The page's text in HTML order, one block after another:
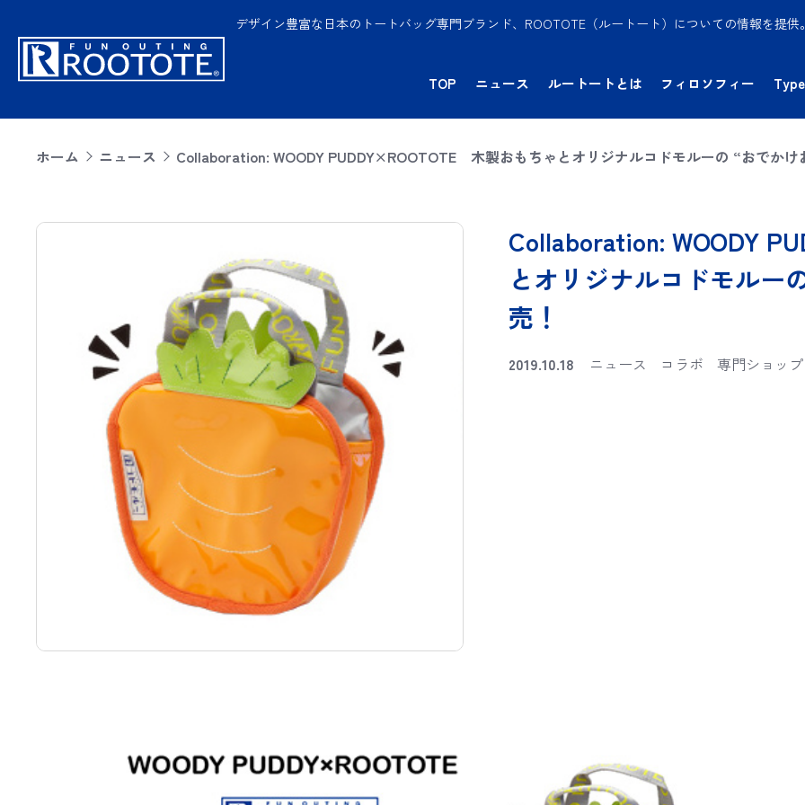
デザイン豊富な日本のトートバッグ専門ブランド、ROOTOTE（ルートート）についての情報を提
TOP ニュース ルートートとは フィロソフィー
ホーム ニュース Collaboration: WOODY PUDDY×ROOTOTE 木製おもちゃとオリジナルコドモルーの “おでかけ
Collaboration: WOODY
とオリジナルコドモルー
売！
2019.10.18 ニュース コラボ 専門ショップ